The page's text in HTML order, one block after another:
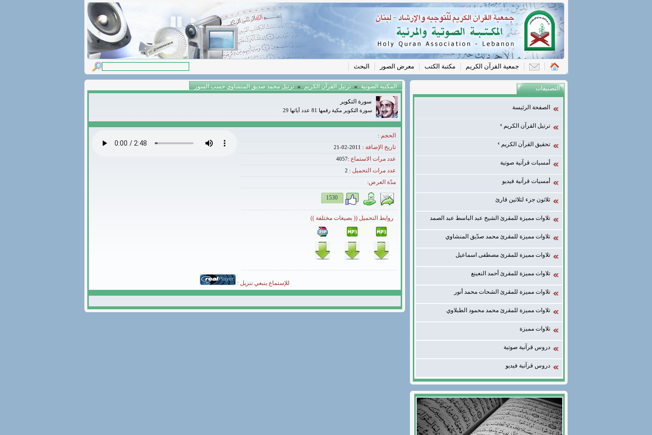
جمعية القرآن الكريم مكتبة الكتب معرض الصور البحث
المكتبة الصونية » ترتيل القرآن الكريم » ترتيل محمد صديق المنشاوي حسب السور
سورة التكوير
سورة التكوير مكية رقمها 81 عدد آياتها 29
الحجم :
تاريخ الإضافة : 2011-02-21
عدد مرات الاستماع :4057
عدد مرات التحميل :
2
مدّة العرض:
1530
روابط التحميل (( بصيغات مختلفة ))
للإستماع ينبغي تنزيل :
التصنيفات
الصفحة الرئيسة
ترتيل القرآن الكريم
تحقيق القرآن الكريم
أمسيات قرآنية صوتية
أمسيات قرآنية فيديو
ثلاثون جزء لثلاثين قارئ
تلاوات مميزة للمقرئ الشيخ عبد الباسط عبد الصمد
تلاوات مميزة للمقرئ محمد صدّيق المنشاوي
تلاوات مميزة للمقرئ مصطفى اسماعيل
تلاوات مميزة للمقرئ أحمد النعينع
تلاوات مميزة للمقرئ الشحات محمد أنور
تلاوات مميزة للمقرئ محمد محمود الطبلاوي
تلاوات مميزة
دروس قرآنية صوتية
دروس قرآنية فيديو